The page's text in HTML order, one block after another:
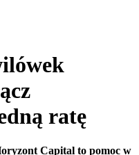
ratę
Capital to pomoc w